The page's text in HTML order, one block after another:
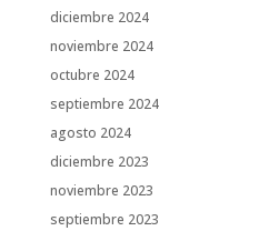
diciembre 2024
noviembre 2024
octubre 2024
septiembre 2024
agosto 2024
diciembre 2023
noviembre 2023
septiembre 2023